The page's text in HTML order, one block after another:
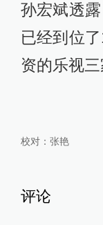
孙宏斌透
已经到位
资的乐视三
校对： 张艳
评论